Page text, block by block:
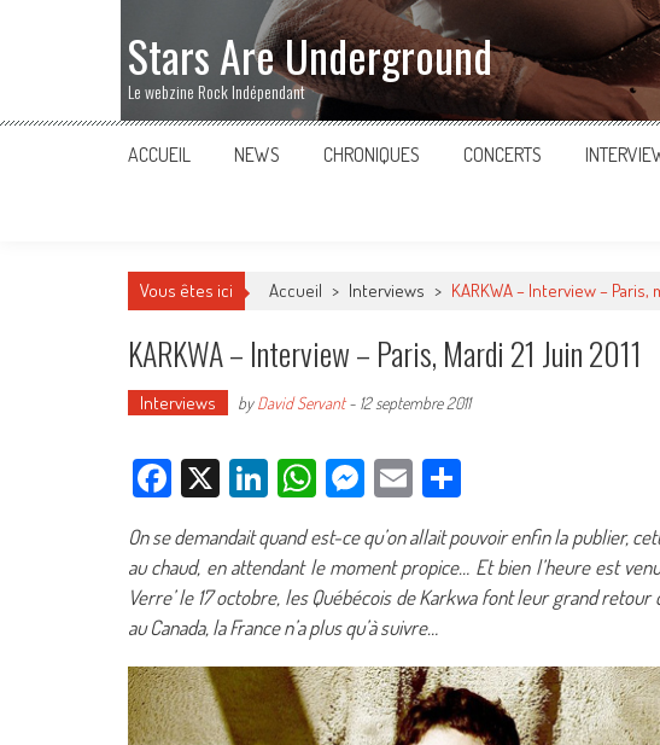
Stars Are Underground
Le webzine Rock Indépendant
ACCUEIL NEWS CHRONIQUES CONCERTS
Vous êtes ici Accueil > Interviews > KARKWA – Interview – Paris,
KARKWA – Interview – Paris, Mardi 21 Juin 2011
Interviews byDavid Servant- 12 septembre 2011
Facebook
X LinkedIn
WhatsApp
Messenger
Email
On se demandait quand est-ce qu’on allait pouvoir enfin la publier,
au chaud, en attendant le moment propice… Et bien l’heure est
Verre’ le 17 octobre, les Québécois de Karkwa font leur grand
au Canada, la France n’a plus qu’à suivre…